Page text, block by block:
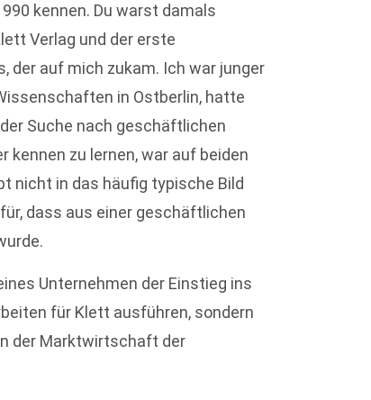
kennen. Du warst damals
Verlag und der erste
der auf mich zukam. Ich war junger
in Ostberlin, hatte
Suche nach geschäftlichen
kennen zu lernen, war auf beiden
nicht in das häufig typische Bild
dass aus einer geschäftlichen
Unternehmen der Einstieg ins
für Klett ausführen, sondern
der Marktwirtschaft der